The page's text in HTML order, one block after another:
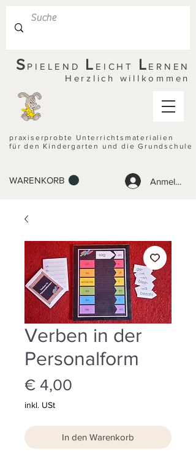
S PIELEND L EICHT L ERNEN
Herzlich willkommen
praxiserprobte Unterrichtsmaterialien
für den Kindergarten und die Grundschule
WARENKORB Anmelden
Verben in der
Personalform
€ 4,00
inkl. USt
In den Warenkorb